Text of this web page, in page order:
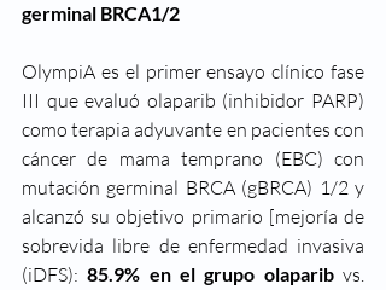
germinal BRCA1/2
OlympiA es el primer ensayo clínico fase
III que evaluó olaparib (inhibidor PARP)
como terapia adyuvante en pacientes con
cáncer de mama temprano (EBC) con
mutación germinal BRCA (gBRCA) 1/2 y
alcanzó su objetivo primario [mejoría de
sobrevida libre de enfermedad invasiva
(iDFS): 85.9% en el grupo olaparib vs.